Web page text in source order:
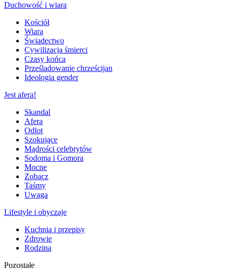
Duchowość i wiara
Kościół
Wiara
Świadectwo
Cywilizacja śmierci
Czasy końca
Prześladowanie chrześcijan
Ideologia gender
Jest afera!
Skandal
Afera
Odlot
Szokujące
Mądrości celebrytów
Sodoma i Gomora
Mocne
Zobacz
Taśmy
Uwaga
Lifestyle i obyczaje
Kuchnia i przepisy
Zdrowie
Rodzina
Pozostałe